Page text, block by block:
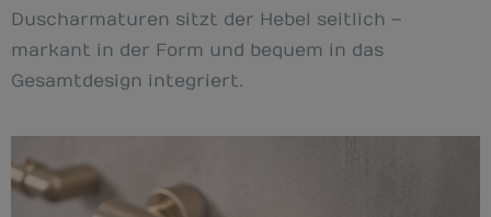
Duscharmaturen sitzt der Hebel seitlich –
markant in der Form und bequem in das
Gesamtdesign integriert.